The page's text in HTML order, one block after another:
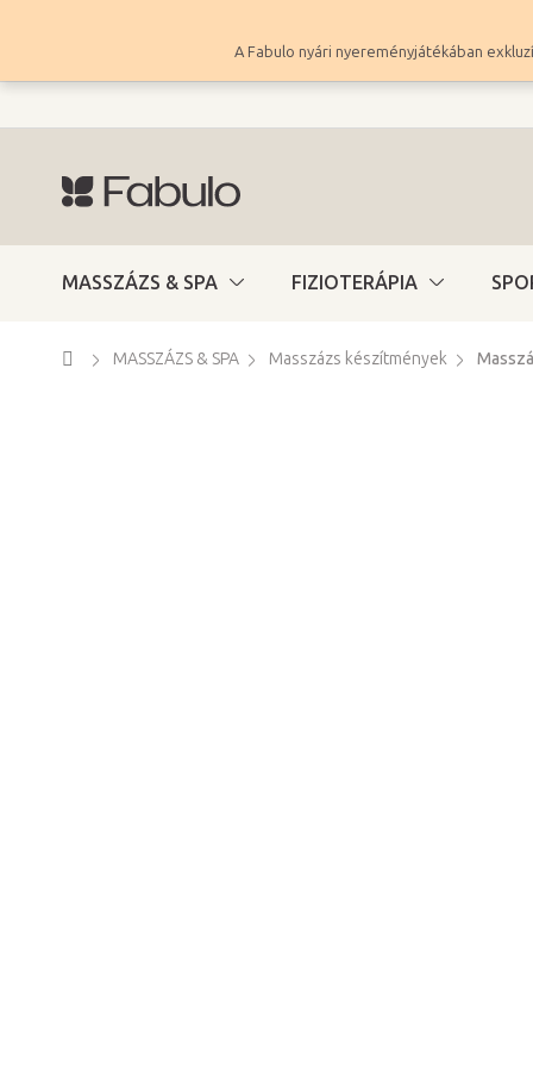
tartalomhoz
A Fabulo nyári nyereményjátékában
MASSZÁZS & SPA FIZIOTERÁPIA
Kezdőlap
MASSZÁZS & SPA Masszázs készítmények